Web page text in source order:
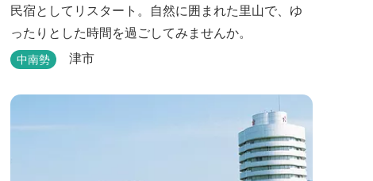
民宿としてリスタート。自然に囲まれた里山で、ゆ
ったりとした時間を過ごしてみませんか。
中南勢 津市